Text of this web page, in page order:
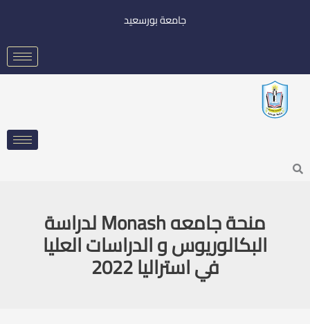
جامعة بورسعيد
Search
منحة جامعه Monash لدراسة
البكالوريوس و الدراسات العليا
في استراليا 2022